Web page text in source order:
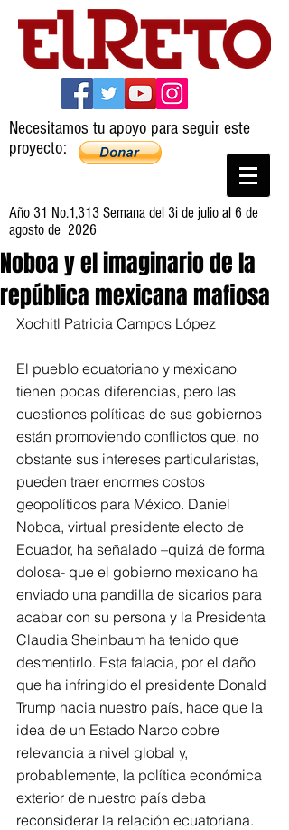
Necesitamos tu apoyo para seguir este
proyecto:
Año 31 No.1,313 Semana del 3i de julio al 6 de
agosto de 2026
Noboa y el imaginario de la
república mexicana mafiosa
Xochitl Patricia Campos López
El pueblo ecuatoriano y mexicano
tienen pocas diferencias, pero las
cuestiones políticas de sus gobiernos
están promoviendo conflictos que, no
obstante sus intereses particularistas,
pueden traer enormes costos
geopolíticos para México. Daniel
Noboa, virtual presidente electo de
Ecuador, ha señalado –quizá de forma
dolosa- que el gobierno mexicano ha
enviado una pandilla de sicarios para
acabar con su persona y la Presidenta
Claudia Sheinbaum ha tenido que
desmentirlo. Esta falacia, por el daño
que ha infringido el presidente Donald
Trump hacia nuestro país, hace que la
idea de un Estado Narco cobre
relevancia a nivel global y,
probablemente, la política económica
exterior de nuestro país deba
reconsiderar la relación ecuatoriana.